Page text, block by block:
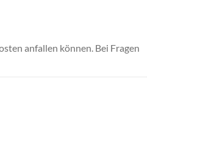
anfallen können. Bei Fragen